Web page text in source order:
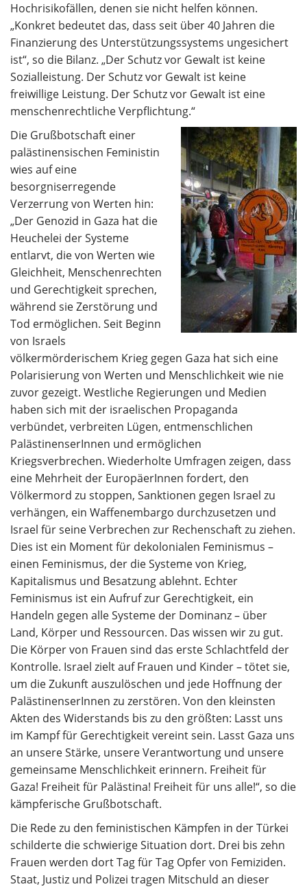
Hochrisikofällen, denen sie nicht helfen können.
„Konkret bedeutet das, dass seit über 40 Jahren die
Finanzierung des Unterstützungssystems ungesichert
ist“, so die Bilanz. „Der Schutz vor Gewalt ist keine
Sozialleistung. Der Schutz vor Gewalt ist keine
freiwillige Leistung. Der Schutz vor Gewalt ist eine
menschenrechtliche Verpflichtung.“
Die Grußbotschaft einer
palästinensischen Feministin
wies auf eine
besorgniserregende
Verzerrung von Werten hin:
„Der Genozid in Gaza hat die
Heuchelei der Systeme
entlarvt, die von Werten wie
Gleichheit, Menschenrechten
und Gerechtigkeit sprechen,
während sie Zerstörung und
Tod ermöglichen. Seit Beginn
von Israels
völkermörderischem Krieg gegen Gaza hat sich eine
Polarisierung von Werten und Menschlichkeit wie nie
zuvor gezeigt. Westliche Regierungen und Medien
haben sich mit der israelischen Propaganda
verbündet, verbreiten Lügen, entmenschlichen
PalästinenserInnen und ermöglichen
Kriegsverbrechen. Wiederholte Umfragen zeigen, dass
eine Mehrheit der EuropäerInnen fordert, den
Völkermord zu stoppen, Sanktionen gegen Israel zu
verhängen, ein Waffenembargo durchzusetzen und
Israel für seine Verbrechen zur Rechenschaft zu ziehen.
Dies ist ein Moment für dekolonialen Feminismus –
einen Feminismus, der die Systeme von Krieg,
Kapitalismus und Besatzung ablehnt. Echter
Feminismus ist ein Aufruf zur Gerechtigkeit, ein
Handeln gegen alle Systeme der Dominanz – über
Land, Körper und Ressourcen. Das wissen wir zu gut.
Die Körper von Frauen sind das erste Schlachtfeld der
Kontrolle. Israel zielt auf Frauen und Kinder – tötet sie,
um die Zukunft auszulöschen und jede Hoffnung der
PalästinenserInnen zu zerstören. Von den kleinsten
Akten des Widerstands bis zu den größten: Lasst uns
im Kampf für Gerechtigkeit vereint sein. Lasst Gaza uns
an unsere Stärke, unsere Verantwortung und unsere
gemeinsame Menschlichkeit erinnern. Freiheit für
Gaza! Freiheit für Palästina! Freiheit für uns alle!“, so die
kämpferische Grußbotschaft.
Die Rede zu den feministischen Kämpfen in der Türkei
schilderte die schwierige Situation dort. Drei bis zehn
Frauen werden dort Tag für Tag Opfer von Femiziden.
Staat, Justiz und Polizei tragen Mitschuld an dieser